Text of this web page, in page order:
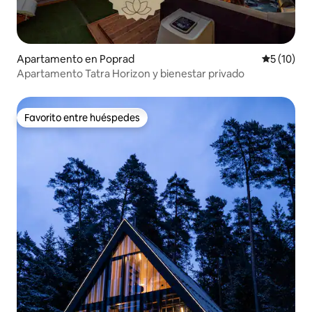
Apartamento en Poprad
5 (10)
Apartamento Tatra Horizon y bienestar privado
Favorito entre huéspedes
Favorito entre huéspedes